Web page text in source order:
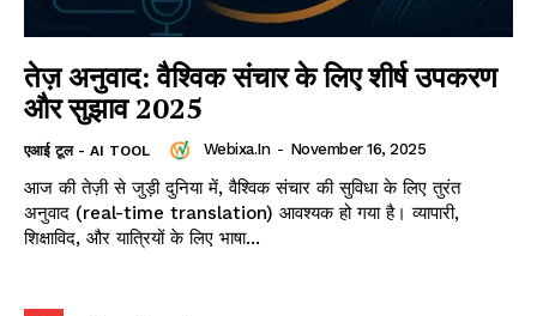
तेज़ अनुवाद: वैश्विक संचार के लिए शीर्ष उपकरण
और सुझाव 2025
एआई टूल - AI TOOL Webixa.in - November 16, 2025
आज की तेज़ी से जुड़ी दुनिया में, वैश्विक संचार की सुविधा के लिए तुरंत
अनुवाद (real-time translation) आवश्यक हो गया है। व्यापारी,
शिक्षाविद, और यात्रियों के लिए भाषा...